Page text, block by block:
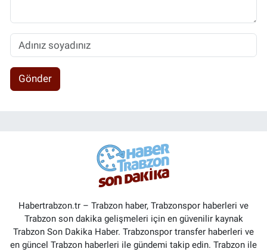
Gönder
Habertrabzon.tr – Trabzon haber, Trabzonspor haberleri ve
Trabzon son dakika gelişmeleri için en güvenilir kaynak
Trabzon Son Dakika Haber. Trabzonspor transfer haberleri ve
en güncel Trabzon haberleri ile gündemi takip edin. Trabzon ile